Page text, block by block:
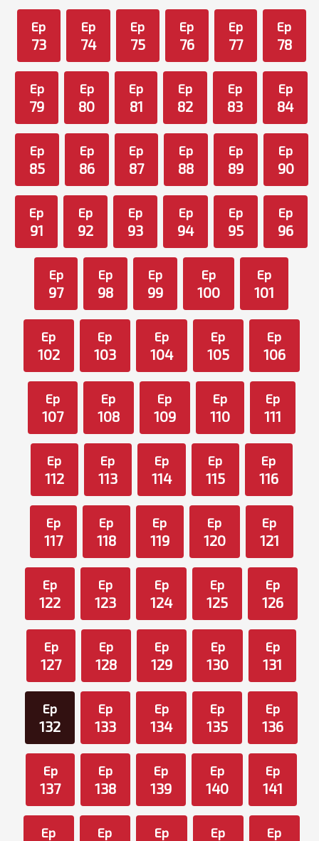
Ep
73
Ep
74
Ep
75
Ep
76
Ep
77
Ep
78
Ep
79
Ep
80
Ep
81
Ep
82
Ep
83
Ep
84
Ep
85
Ep
86
Ep
87
Ep
88
Ep
89
Ep
90
Ep
91
Ep
92
Ep
93
Ep
94
Ep
95
Ep
96
Ep
97
Ep
98
Ep
99
Ep
100
Ep
101
Ep
102
Ep
103
Ep
104
Ep
105
Ep
106
Ep
107
Ep
108
Ep
109
Ep
110
Ep
111
Ep
112
Ep
113
Ep
114
Ep
115
Ep
116
Ep
117
Ep
118
Ep
119
Ep
120
Ep
121
Ep
122
Ep
123
Ep
124
Ep
125
Ep
126
Ep
127
Ep
128
Ep
129
Ep
130
Ep
131
Ep
132
Ep
133
Ep
134
Ep
135
Ep
136
Ep
137
Ep
138
Ep
139
Ep
140
Ep
141
Ep Ep Ep Ep Ep